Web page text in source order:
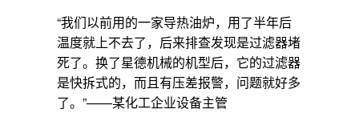
“我们以前用的一家导热油炉，用了半年后
温度就上不去了，后来排查发现是过滤器堵
死了。换了星德机械的机型后，它的过滤器
是快拆式的，而且有压差报警，问题就好多
了。”——某化工企业设备主管